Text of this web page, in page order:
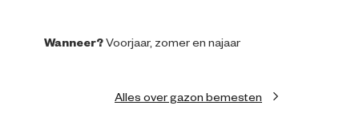
Wanneer?Voorjaar, zomer en najaar
Alles over gazon bemesten